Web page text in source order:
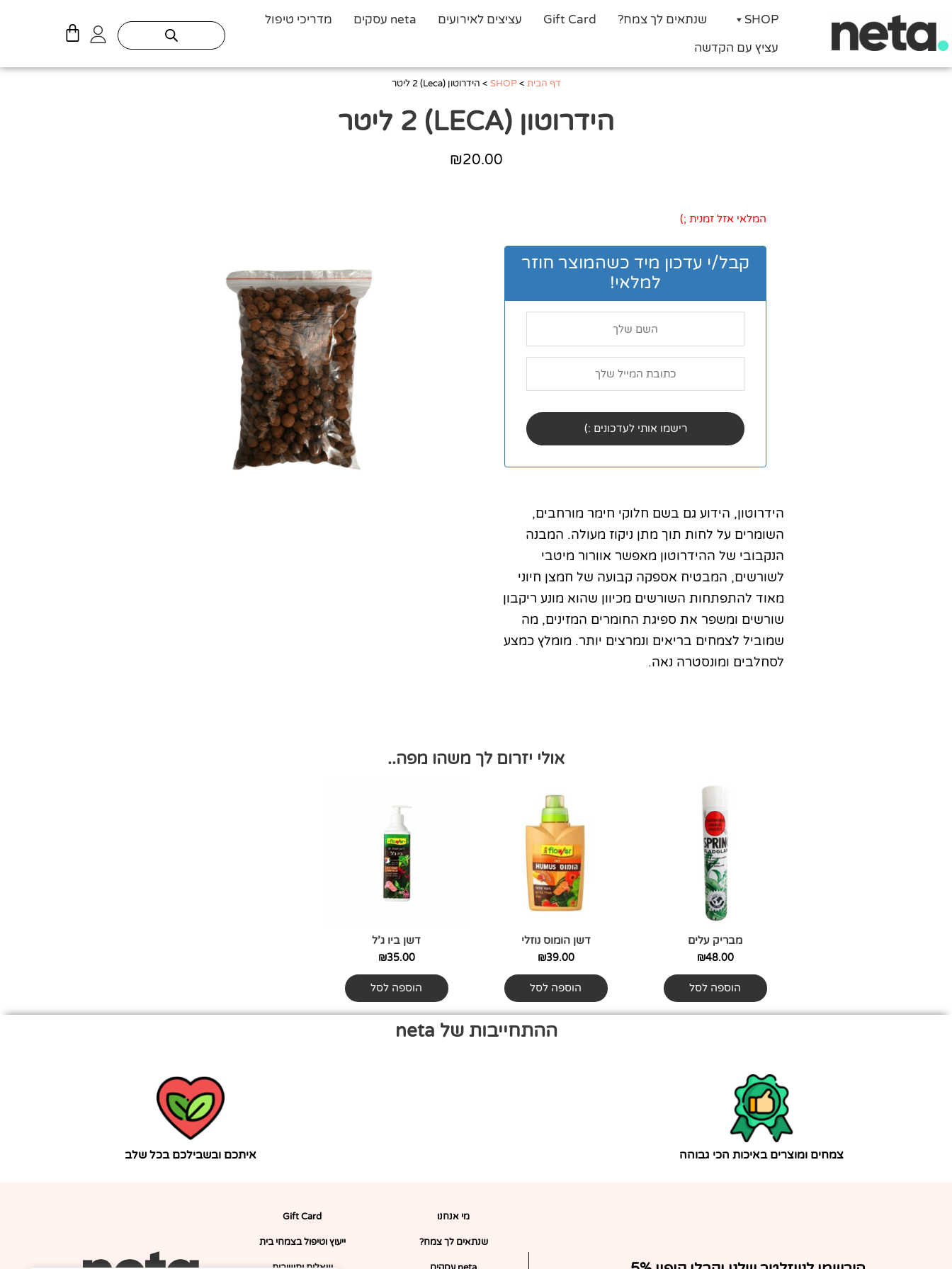
SHOP שנתאים לך צמח? Gift Card עציצים לאירועים neta עסקים
מדריכי טיפול
עציץ עם הקדשה
עגלת
דף הבית >
SHOP
> הידרוטון (Leca) 2 ליטר
הידרוטון (LECA) 2 ליטר
₪20.00
המלאי אזל זמנית ;)
קבל/י עדכון מיד כשהמוצר חוזר
למלאי!
הידרוטון, הידוע גם בשם חלוקי חימר מורחבים,
השומרים על לחות תוך מתן ניקוז מעולה. המבנה
הנקבובי של ההידרוטון מאפשר אוורור מיטבי
לשורשים, המבטיח אספקה קבועה של חמצן חיוני
מאוד להתפתחות השורשים מכיוון שהוא מונע ריקבון
שורשים ומשפר את ספיגת החומרים המזינים, מה
שמוביל לצמחים בריאים ונמרצים יותר. מומלץ כמצע
לסחלבים ומונסטרה נאה.
אולי יזרום לך משהו מפה..
מבריק עלים
₪48.00
הוספה לסל
דשן הומוס נוזלי
₪39.00
הוספה לסל
דשן ביו ג’ל
₪35.00
הוספה לסל
ההתחייבות של neta
צמחים ומוצרים באיכות הכי גבוהה איתכם ובשבילכם בכל שלב
מי אנחנו
שנתאים לך צמח?
Gift Card
ייעוץ וטיפול בצמחי בית